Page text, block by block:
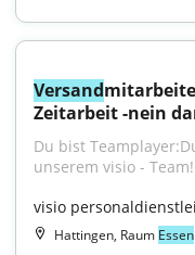
Versand
Zeitarbeit -nein
Du bist
unserem visio -
visio
Hattingen, Raum Essen